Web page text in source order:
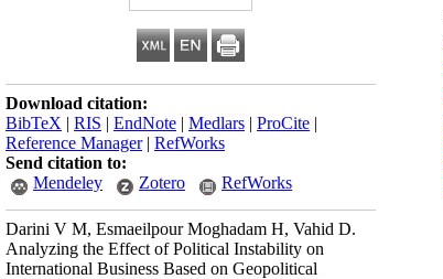
Download citation:
BibTeX | RIS | EndNote | Medlars | ProCite |
Reference Manager| RefWorks
Send citation to:
Mendeley
Zotero RefWorks
Darini V M, Esmaeilpour Moghadam H, Vahid D.
Analyzing the Effect of Political Instability on
International Business Based on Geopolitical